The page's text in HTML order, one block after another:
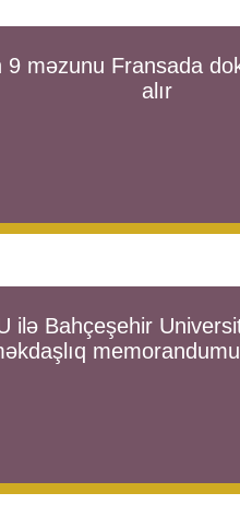
9 məzunu Fransada
alır
ilə Bahçeşehir